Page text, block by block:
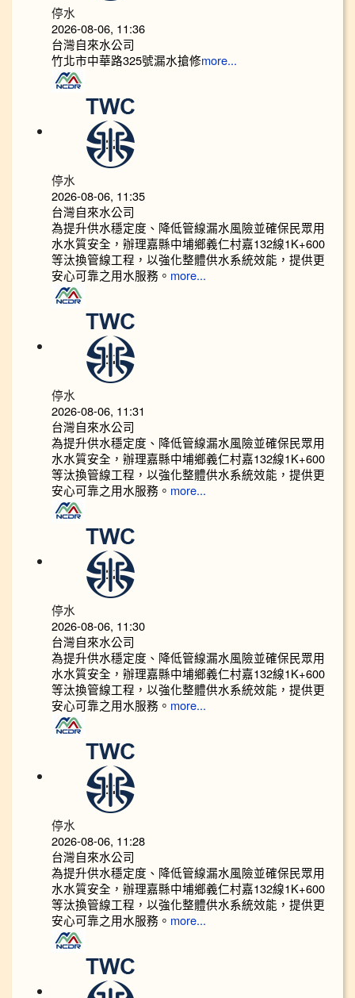
停水
2026-08-06, 11:36
台灣自來水公司
竹北市中華路325號漏水搶修more...
停水
2026-08-06, 11:35
台灣自來水公司
為提升供水穩定度、降低管線漏水風險並確保民眾用
水水質安全，辦理嘉縣中埔鄉義仁村嘉132線1K+600
等汰換管線工程，以強化整體供水系統效能，提供更
安心可靠之用水服務。 more...
停水
2026-08-06, 11:31
台灣自來水公司
為提升供水穩定度、降低管線漏水風險並確保民眾用
水水質安全，辦理嘉縣中埔鄉義仁村嘉132線1K+600
等汰換管線工程，以強化整體供水系統效能，提供更
安心可靠之用水服務。 more...
停水
2026-08-06, 11:30
台灣自來水公司
為提升供水穩定度、降低管線漏水風險並確保民眾用
水水質安全，辦理嘉縣中埔鄉義仁村嘉132線1K+600
等汰換管線工程，以強化整體供水系統效能，提供更
安心可靠之用水服務。 more...
停水
2026-08-06, 11:28
台灣自來水公司
為提升供水穩定度、降低管線漏水風險並確保民眾用
水水質安全，辦理嘉縣中埔鄉義仁村嘉132線1K+600
等汰換管線工程，以強化整體供水系統效能，提供更
安心可靠之用水服務。 more...